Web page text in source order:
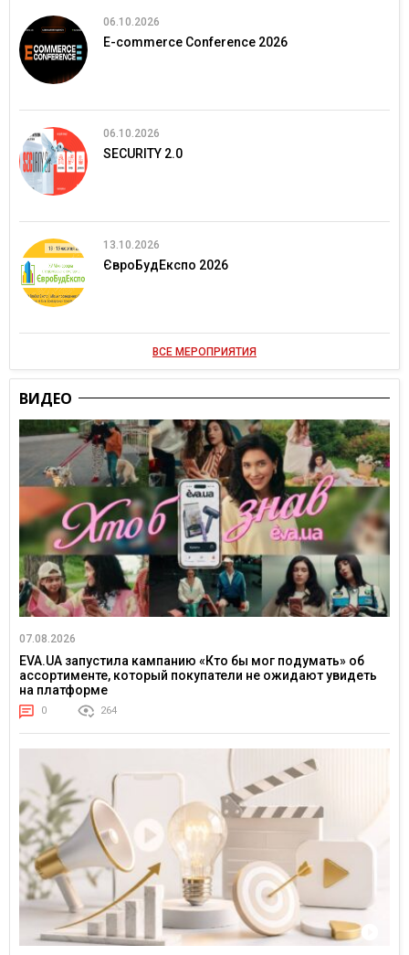
06.10.2026
E-commerce Conference 2026
06.10.2026
SECURITY 2.0
13.10.2026
ЄвроБудЕкспо 2026
ВСЕ МЕРОПРИЯТИЯ
ВИДЕО
07.08.2026
EVA.UA запустила кампанию «Кто бы мог подумать» об
ассортименте, который покупатели не ожидают увидеть
на платформе
0 264